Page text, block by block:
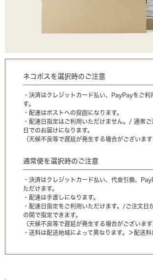
ネコポスを選択時のご注意
・決済はクレジットカード払い、PayPayをご利
す。
・配達はポストへの投函になります。
・配達日指定はご利用いただけません。/ 通常
日でのお届けになります。
（天候不良等で遅延が発生する場合がございます
通常便を選択時のご注意
・決済はクレジットカード払い、代金引換、
ただけます。
・配達は手渡しになります。
・配達日指定をご利用いただけます。/ご注文日
の間で指定できます。
（天候不良等で遅延が発生する場合がございます
・送料は配送地域によって異なります。
＞配送